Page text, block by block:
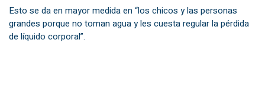
Esto se da en mayor medida en “los chicos y las personas
grandes porque no toman agua y les cuesta regular la pérdida
de líquido corporal”.